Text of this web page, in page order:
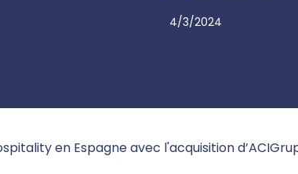
4/3/2024
en Espagne avec l'acquisition